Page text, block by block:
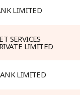
LIMITED
LIMITED
LIMITED